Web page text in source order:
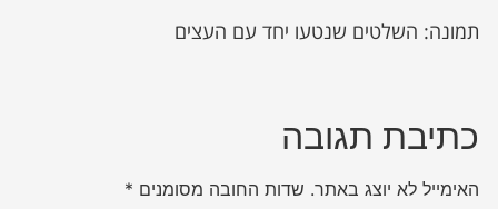
תמונה: השלטים שנטעו יחד עם העצים
כתיבת תגובה
האימייל לא יוצג באתר. שדות החובה מסומנים *